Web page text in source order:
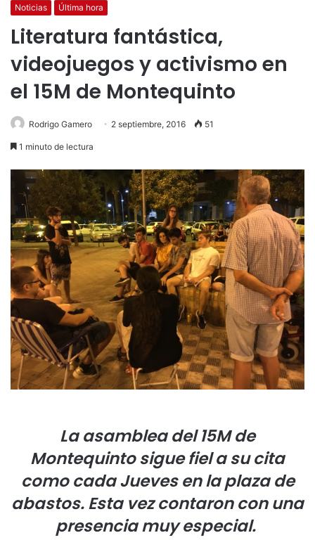
Noticias Última hora
Literatura fantástica,
videojuegos y activismo en
el 15M de Montequinto
Rodrigo Gamero 2 septiembre, 2016 51
1 minuto de lectura
La asamblea del 15M de
Montequinto sigue fiel a su cita
como cada Jueves en la plaza de
abastos. Esta vez contaron con una
presencia muy especial.